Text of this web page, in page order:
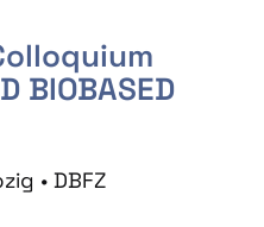
BIOBASED
• DBFZ